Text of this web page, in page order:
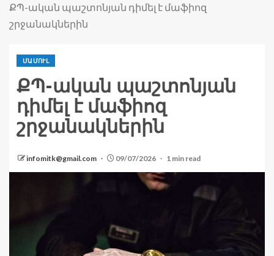
ՔՊ-ական պաշտոնյան դիմել է մաֆիոզ
շրջանակներին
ՄԱՄՈՒԼ
ՔՊ-ական պաշտոնյան
դիմել է մաֆիոզ
շրջանակներին
infomitk@gmail.com 09/07/2026 1 min read